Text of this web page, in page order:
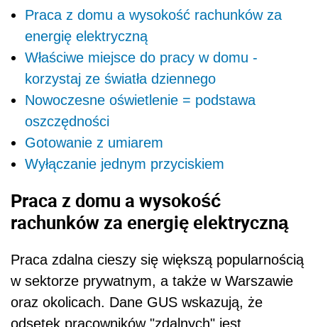
Praca z domu a wysokość rachunków za
energię elektryczną
Właściwe miejsce do pracy w domu -
korzystaj ze światła dziennego
Nowoczesne oświetlenie = podstawa
oszczędności
Gotowanie z umiarem
Wyłączanie jednym przyciskiem
Praca z domu a wysokość
rachunków za energię elektryczną
Praca zdalna cieszy się większą popularnością
w sektorze prywatnym, a także w Warszawie
oraz okolicach. Dane GUS wskazują, że
odsetek pracowników "zdalnych" jest